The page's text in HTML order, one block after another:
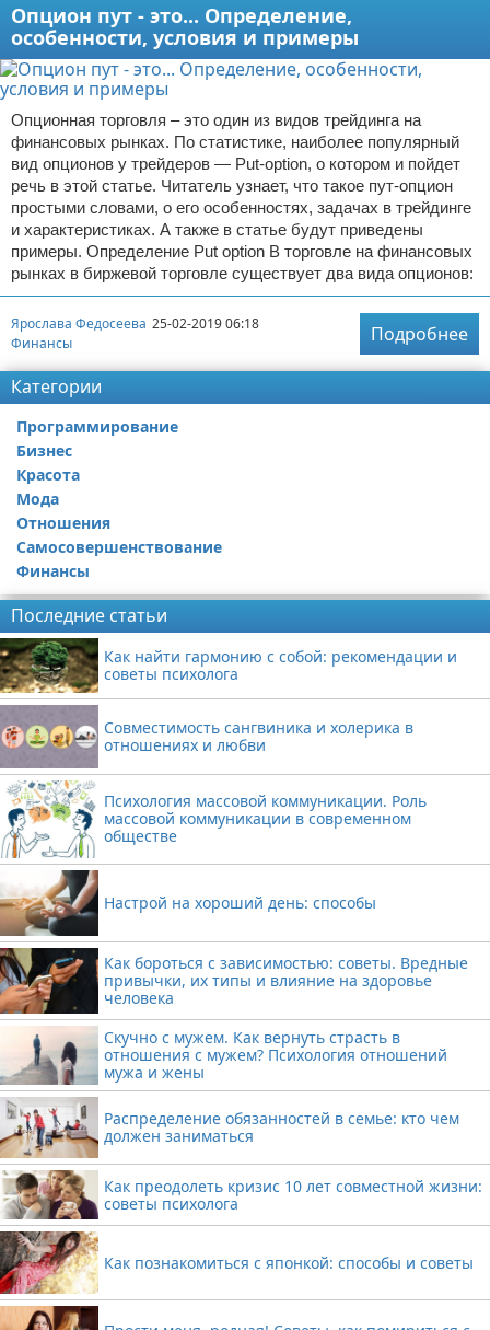
Опцион пут - это... Определение,
особенности, условия и примеры
Опционная торговля – это один из видов трейдинга на
финансовых рынках. По статистике, наиболее популярный
вид опционов у трейдеров — Put-option, о котором и пойдет
речь в этой статье. Читатель узнает, что такое пут-опцион
простыми словами, о его особенностях, задачах в трейдинге
и характеристиках. А также в статье будут приведены
примеры. Определение Put option В торговле на финансовых
рынках в биржевой торговле существует два вида опционов:
Ярослава Федосеева 25-02-2019 06:18
Финансы
Подробнее
Категории
Программирование
Бизнес
Красота
Мода
Отношения
Самосовершенствование
Финансы
Последние статьи
Как найти гармонию с собой: рекомендации и
советы психолога
Совместимость сангвиника и холерика в
отношениях и любви
Психология массовой коммуникации. Роль
массовой коммуникации в современном
обществе
Настрой на хороший день: способы
Как бороться с зависимостью: советы. Вредные
привычки, их типы и влияние на здоровье
человека
Скучно с мужем. Как вернуть страсть в
отношения с мужем? Психология отношений
мужа и жены
Распределение обязанностей в семье: кто чем
должен заниматься
Как преодолеть кризис 10 лет совместной жизни:
советы психолога
Как познакомиться с японкой: способы и советы